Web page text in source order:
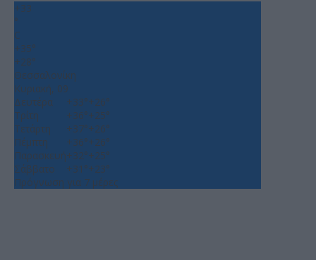
+33
°
C
+35°
+28°
Θεσσαλονίκη
Κυριακή, 09
Δευτέρα
+33°+26°
Τρίτη
+36°+25°
Τετάρτη
+37°+26°
Πέμπτη
+36°+26°
Παρασκευή+32°+25°
Σάββατο
+31°+23°
Πρόγνωση για 7 μέρες